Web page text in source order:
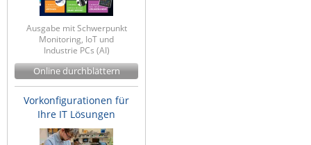
Ausgabe mit Schwerpunkt
Monitoring, IoT und
Industrie PCs (AI)
Online durchblättern
Vorkonfigurationen für
Ihre IT Lösungen